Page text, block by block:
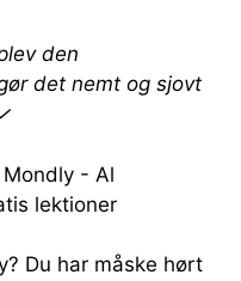
den
det nemt og sjovt
Du har måske hørt